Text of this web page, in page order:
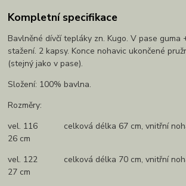
Kompletní specifikace
Bavlněné dívčí tepláky zn. Kugo. V pase guma
stažení. 2 kapsy. Konce nohavic ukončené
(stejný jako v pase).
Složení: 100% bavlna.
Rozměry:
vel. 116 celková délka 67 cm, vnitřní
26 cm
vel. 122 celková délka 70 cm, vnitřní
27 cm